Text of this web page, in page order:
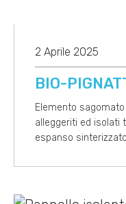
2 Aprile 2025
BIO-
Elemento
alleggeriti ed isolati
espanso